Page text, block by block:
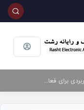
کارگاه تخصصی هوش مصنوعی کاربردی برای فعالان حوزه فناوری و فروش تجهیزات الکترونیک و رایانه